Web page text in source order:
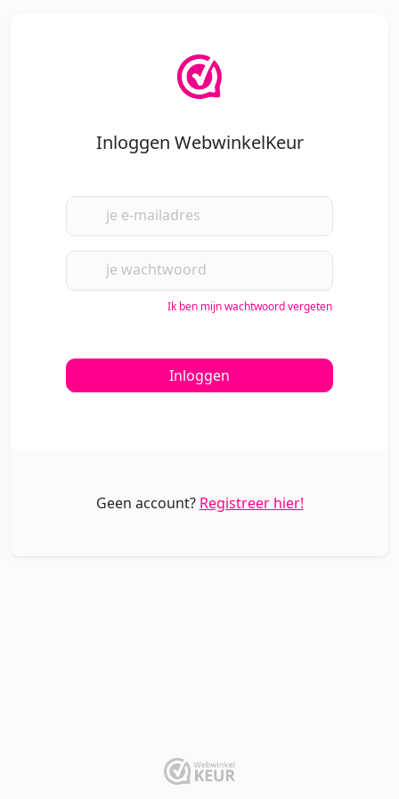
Inloggen WebwinkelKeur
je e-mailadres
je wachtwoord
Ik ben mijn wachtwoord vergeten
Inloggen
Geen account? Registreer hier!